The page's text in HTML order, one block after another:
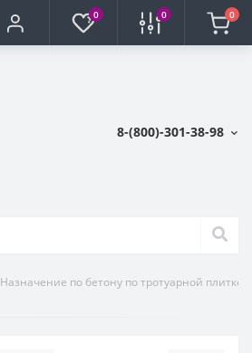
0 0 0
8-(800)-301-38-98
Назначение по бетону по тротуарной плитке